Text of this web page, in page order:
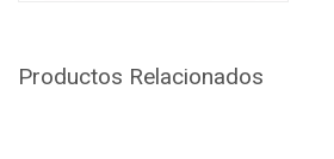
Productos Relacionados